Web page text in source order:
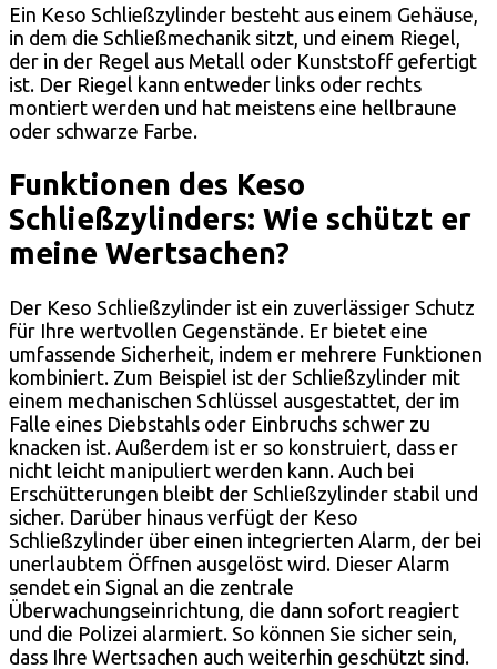
Ein Keso Schließzylinder besteht aus einem Gehäuse,
in dem die Schließmechanik sitzt, und einem Riegel,
der in der Regel aus Metall oder Kunststoff gefertigt
ist. Der Riegel kann entweder links oder rechts
montiert werden und hat meistens eine hellbraune
oder schwarze Farbe.
Funktionen des Keso
Schließzylinders: Wie schützt er
meine Wertsachen?
Der Keso Schließzylinder ist ein zuverlässiger Schutz
für Ihre wertvollen Gegenstände. Er bietet eine
umfassende Sicherheit, indem er mehrere Funktionen
kombiniert. Zum Beispiel ist der Schließzylinder mit
einem mechanischen Schlüssel ausgestattet, der im
Falle eines Diebstahls oder Einbruchs schwer zu
knacken ist. Außerdem ist er so konstruiert, dass er
nicht leicht manipuliert werden kann. Auch bei
Erschütterungen bleibt der Schließzylinder stabil und
sicher. Darüber hinaus verfügt der Keso
Schließzylinder über einen integrierten Alarm, der bei
unerlaubtem Öffnen ausgelöst wird. Dieser Alarm
sendet ein Signal an die zentrale
Überwachungseinrichtung, die dann sofort reagiert
und die Polizei alarmiert. So können Sie sicher sein,
dass Ihre Wertsachen auch weiterhin geschützt sind.